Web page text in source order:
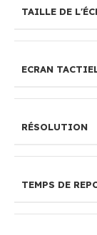
TAILLE DE
ECRAN
RÉSOLUTION
TEMPS DE